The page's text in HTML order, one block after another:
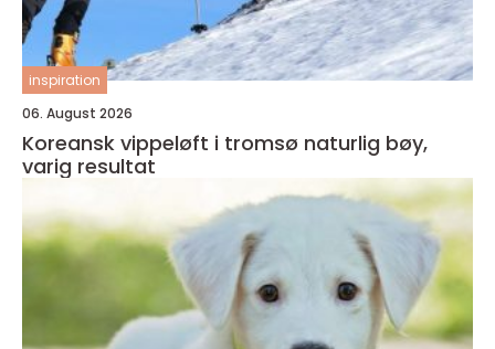
inspiration
06. August 2026
Koreansk vippeløft i tromsø naturlig bøy,
varig resultat